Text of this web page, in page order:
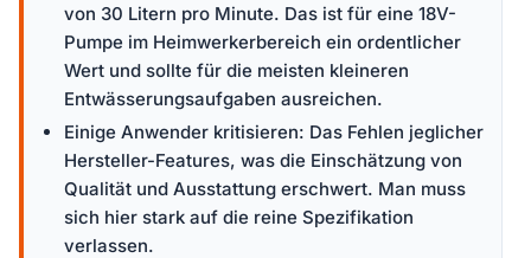
von 30 Litern pro Minute. Das ist für eine 18V-
Pumpe im Heimwerkerbereich ein ordentlicher
Wert und sollte für die meisten kleineren
Entwässerungsaufgaben ausreichen.
Einige Anwender kritisieren: Das Fehlen jeglicher
Hersteller-Features, was die Einschätzung von
Qualität und Ausstattung erschwert. Man muss
sich hier stark auf die reine Spezifikation
verlassen.